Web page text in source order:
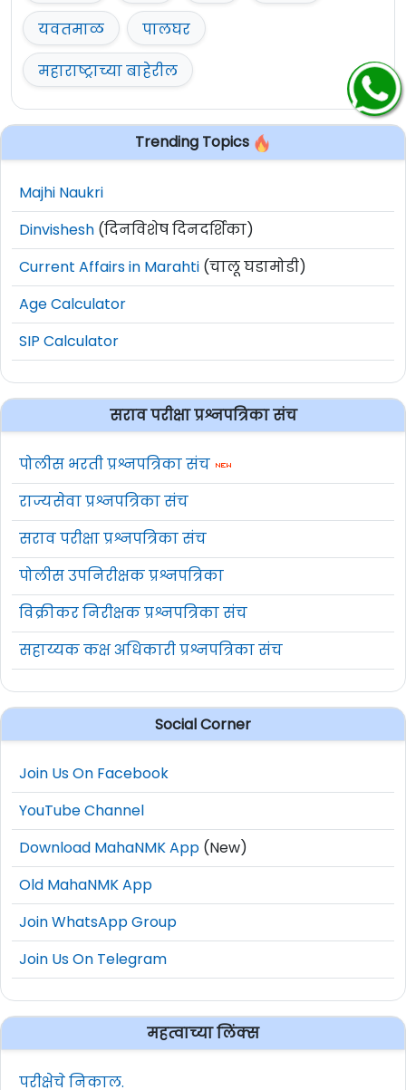
यवतमाळ
पालघर
महाराष्ट्राच्या बाहेरील
Trending Topics
Majhi Naukri
Dinvishesh (दिनविशेष दिनदर्शिका)
Current Affairs in Marahti (चालू घडामोडी)
Age Calculator
SIP Calculator
सराव परीक्षा प्रश्नपत्रिका संच
पोलीस भरती प्रश्नपत्रिका संच
राज्यसेवा प्रश्नपत्रिका संच
सराव परीक्षा प्रश्नपत्रिका संच
पोलीस उपनिरीक्षक प्रश्नपत्रिका
विक्रीकर निरीक्षक प्रश्नपत्रिका संच
सहाय्यक कक्ष अधिकारी प्रश्नपत्रिका संच
Social Corner
Join Us On Facebook
YouTube Channel
Download MahaNMK App (New)
Old MahaNMK App
Join WhatsApp Group
Join Us On Telegram
महत्वाच्या लिंक्स
परीक्षेचे निकाल.